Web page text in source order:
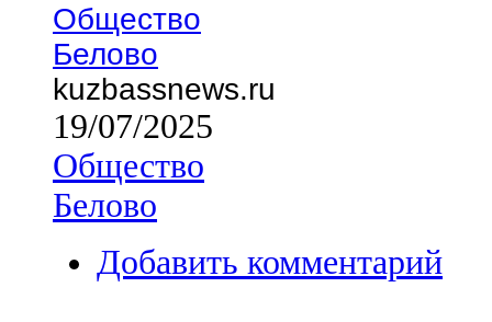
Общество
Белово
kuzbassnews.ru
19/07/2025
Общество
Белово
Добавить комментарий